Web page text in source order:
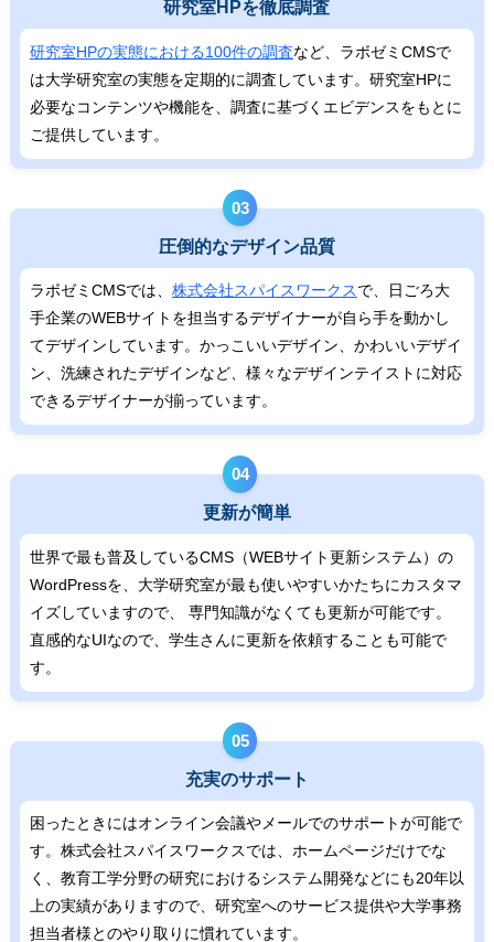
研究室HPを徹底調査
研究室HPの実態における100件の調査など、ラボゼミCMSで
は大学研究室の実態を定期的に調査しています。研究室HPに
必要なコンテンツや機能を、調査に基づくエビデンスをもとに
ご提供しています。
03
圧倒的なデザイン品質
ラボゼミCMSでは、 株式会社スパイスワークスで、日ごろ大
手企業のWEBサイトを担当するデザイナーが自ら手を動かし
てデザインしています。かっこいいデザイン、かわいいデザイ
ン、洗練されたデザインなど、様々なデザインテイストに対応
できるデザイナーが揃っています。
04
更新が簡単
世界で最も普及しているCMS（WEBサイト更新システム）の
WordPressを、大学研究室が最も使いやすいかたちにカスタマ
イズしていますので、 専門知識がなくても更新が可能です。
直感的なUIなので、学生さんに更新を依頼することも可能で
す。
05
充実のサポート
困ったときにはオンライン会議やメールでのサポートが可能で
す。株式会社スパイスワークスでは、ホームページだけでな
く、教育工学分野の研究におけるシステム開発などにも20年以
上の実績がありますので、研究室へのサービス提供や大学事務
担当者様とのやり取りに慣れています。